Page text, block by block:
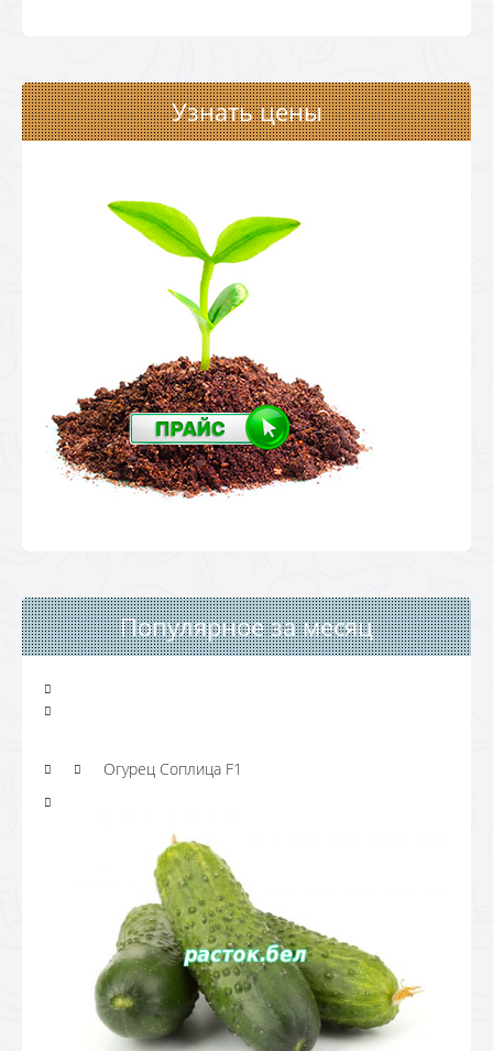
Узнать цены
Популярное за месяц
Огурец Соплица F1